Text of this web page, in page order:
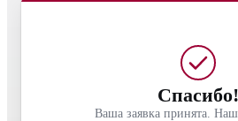
Спасибо!
Ваша заявка принята.